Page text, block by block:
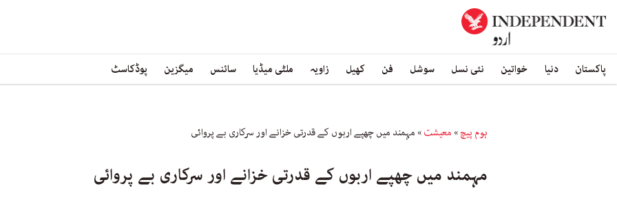
پاکستان دنیا خواتین نئی نسل سوشل فن کھیل زاویہ ملٹی میڈیا سائنس میگزین پوڈکاسٹ
ہوم پیچ» معیشت» مہمند میں چھپے اربوں کے قدرتی خزانے اور سرکاری بے پروائی
مہمند میں چھپے اربوں کے قدرتی خزانے اور سرکاری بے پروائی